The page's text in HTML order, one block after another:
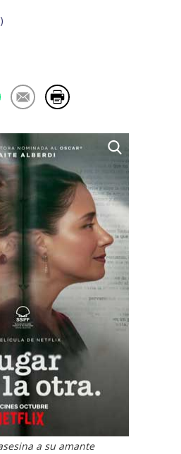
)
a su amante